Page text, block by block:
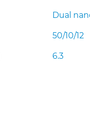
Dual
50/10/12
6.3